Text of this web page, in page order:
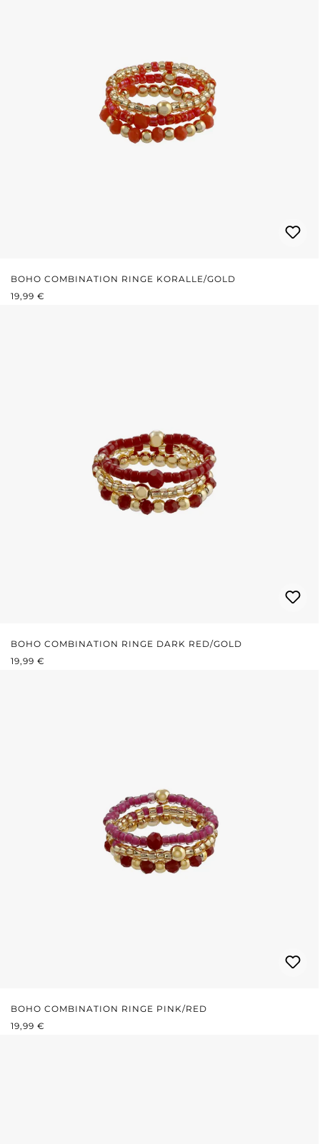
BOHO COMBINATION RINGE KORALLE/GOLD
REGULÄRER PREIS:
19,99 €
BOHO COMBINATION RINGE DARK RED/GOLD
REGULÄRER PREIS:
19,99 €
BOHO COMBINATION RINGE PINK/RED
REGULÄRER PREIS:
19,99 €